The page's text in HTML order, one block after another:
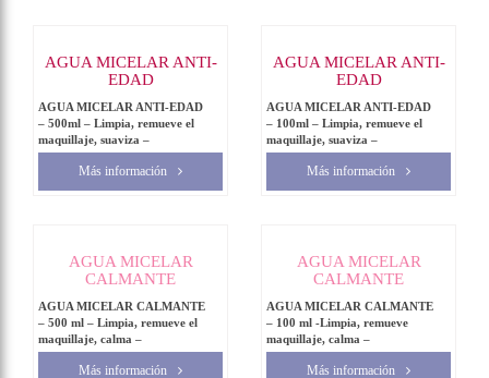
AGUA MICELAR ANTI-
EDAD
AGUA MICELAR ANTI-EDAD
– 500ml – Limpia, remueve el
maquillaje, suaviza –
Más información
AGUA MICELAR ANTI-
EDAD
AGUA MICELAR ANTI-EDAD
– 100ml – Limpia, remueve el
maquillaje, suaviza –
Más información
AGUA MICELAR
CALMANTE
AGUA MICELAR CALMANTE
– 500 ml – Limpia, remueve el
maquillaje, calma –
Más información
AGUA MICELAR
CALMANTE
AGUA MICELAR CALMANTE
– 100 ml -Limpia, remueve
maquillaje, calma –
Más información